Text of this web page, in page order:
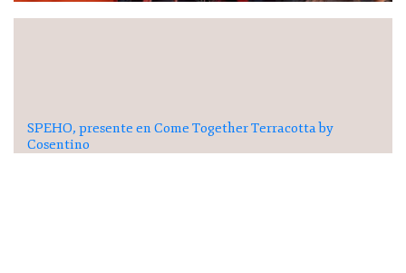
SPEHO, presente en Come Together Terracotta by
Cosentino